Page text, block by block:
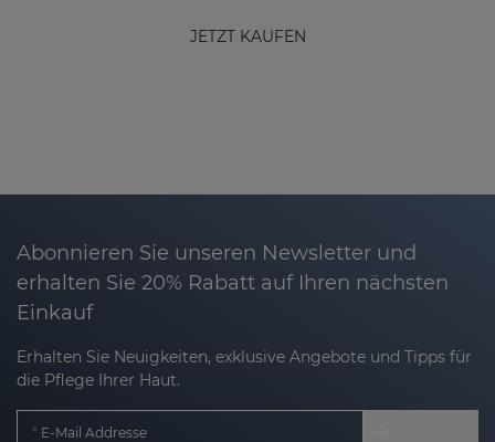
JETZT KAUFEN
Abonnieren Sie unseren Newsletter und
erhalten Sie 20% Rabatt auf Ihren nächsten
Einkauf
Erhalten Sie Neuigkeiten, exklusive Angebote und Tipps für
die Pflege Ihrer Haut.
E-Mail Addresse